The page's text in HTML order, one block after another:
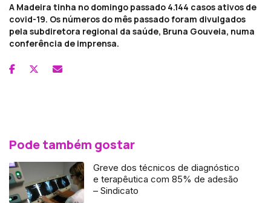
A Madeira tinha no domingo passado 4.144 casos ativos de
covid-19. Os números do mês passado foram divulgados
pela subdiretora regional da saúde, Bruna Gouveia, numa
conferência de imprensa.
Pode também gostar
Greve dos técnicos de diagnóstico
e terapêutica com 85% de adesão
– Sindicato